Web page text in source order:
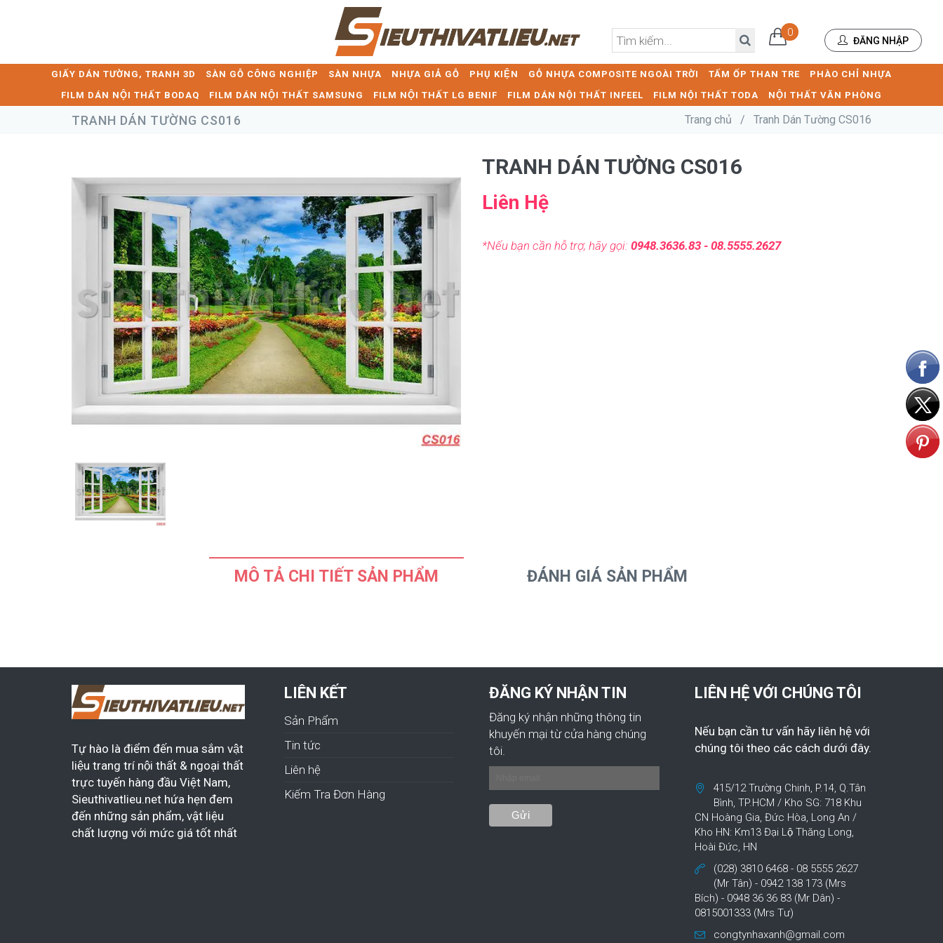
0
ĐĂNG NHẬP
GIẤY DÁN TƯỜNG, TRANH 3D SÀN GỖ CÔNG NGHIỆP SÀN NHỰA NHỰA GIẢ GỖ PHỤ KIỆN GỖ NHỰA COMPOSITE NGOÀI TRỜI TẤM ỐP THAN TRE
PHÀO CHỈ NHỰA
FILM DÁN NỘI THẤT BODAQ
FILM DÁN NỘI THẤT SAMSUNG FILM NỘI THẤT LG BENIF FILM DÁN NỘI THẤT INFEEL FILM NỘI THẤT TODA NỘI THẤT VĂN PHÒNG
TRANH DÁN TƯỜNG CS016 Trang chủ / Tranh Dán Tường CS016
TRANH DÁN TƯỜNG CS016
Liên Hệ
*Nếu bạn cần hỗ trợ, hãy gọi: 0948.3636.83 - 08.5555.2627
MÔ TẢ CHI TIẾT SẢN PHẨM ĐÁNH GIÁ SẢN PHẨM
Tự hào là điểm đến mua sắm vật
liệu trang trí nội thất & ngoại thất
trực tuyến hàng đầu Việt Nam,
Sieuthivatlieu.net hứa hẹn đem
đến những sản phẩm, vật liệu
chất lượng với mức giá tốt nhất
LIÊN KẾT
Sản Phẩm
Tin tức
Liên hệ
Kiếm Tra Đơn Hàng
ĐĂNG KÝ NHẬN TIN
Đăng ký nhận những thông tin
khuyến mại từ cửa hàng chúng
tôi.
LIÊN HỆ VỚI CHÚNG TÔI
Nếu bạn cần tư vấn hãy liên hệ với
chúng tôi theo các cách dưới đây.
415/12 Trường Chinh, P.14, Q.Tân
Bình, TP.HCM / Kho SG: 718 Khu
CN Hoàng Gia, Đức Hòa, Long An /
Kho HN: Km13 Đại Lộ Thăng Long,
Hoài Đức, HN
(028) 3810 6468 - 08 5555 2627
(Mr Tân) - 0942 138 173 (Mrs
Bích) - 0948 36 36 83 (Mr Dân) -
0815001333 (Mrs Tư)
congtynhaxanh@gmail.com